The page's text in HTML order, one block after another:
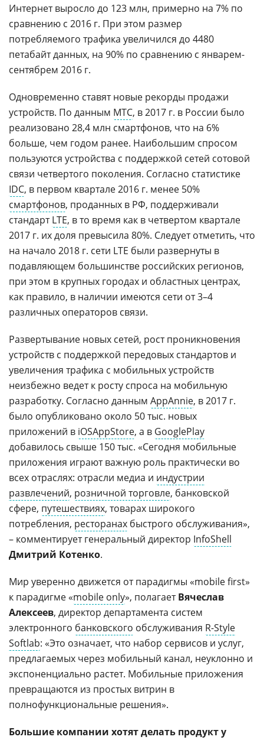
Интернет выросло до 123 млн, примерно на 7% по
сравнению с 2016 г. При этом размер
потребляемого трафика увеличился до 4480
петабайт данных, на 90% по сравнению с январем-
сентябрем 2016 г.
Одновременно ставят новые рекорды продажи
устройств. По данным МТС, в 2017 г. в России было
реализовано 28,4 млн смартфонов, что на 6%
больше, чем годом ранее. Наибольшим спросом
пользуются устройства с поддержкой сетей сотовой
связи четвертого поколения. Согласно статистике
IDC, в первом квартале 2016 г. менее 50%
смартфонов, проданных в РФ, поддерживали
стандартLTE, в то время как в четвертом квартале
2017 г. их доля превысила 80%. Следует отметить, что
на начало 2018 г. сети LTE были развернуты в
подавляющем большинстве российских регионов,
при этом в крупных городах и областных центрах,
как правило, в наличии имеются сети от 3–4
различных операторов связи.
Развертывание новых сетей, рост проникновения
устройств с поддержкой передовых стандартов и
увеличения трафика с мобильных устройств
неизбежно ведет к росту спроса на мобильную
разработку. Согласно данным AppAnnie, в 2017 г.
было опубликовано около 50 тыс. новых
приложений в iOSAppStore, а в GooglePlay
добавилось свыше 150 тыс. «Сегодня мобильные
приложения играют важную роль практически во
всех отраслях: отрасли медиа и индустрии
развлечений, розничной торговле, банковской
сфере, путешествиях, товарах широкого
потребления, ресторанах быстрого обслуживания»,
– комментирует генеральный директор InfoShell
Дмитрий Котенко.
Мир уверенно движется от парадигмы «mobile first»
к парадигме «mobile only», полагаетВячеслав
Алексеев, директор департамента систем
электронного банковского обслуживания R-Style
Softlab: «Это означает, что набор сервисов и услуг,
предлагаемых через мобильный канал, неуклонно и
экспоненциально растет. Мобильные приложения
превращаются из простых витрин в
полнофункциональные решения».
Большие компании хотят делать продукт у